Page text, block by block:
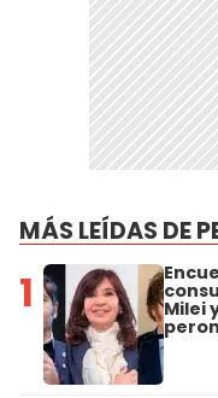
MÁS LEÍDAS DE
1 Milei